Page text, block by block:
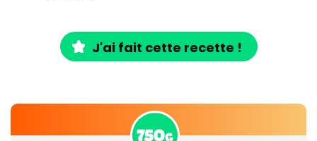
J'ai fait cette recette !